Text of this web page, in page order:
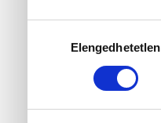
kiválasztásaElengedhetetlen